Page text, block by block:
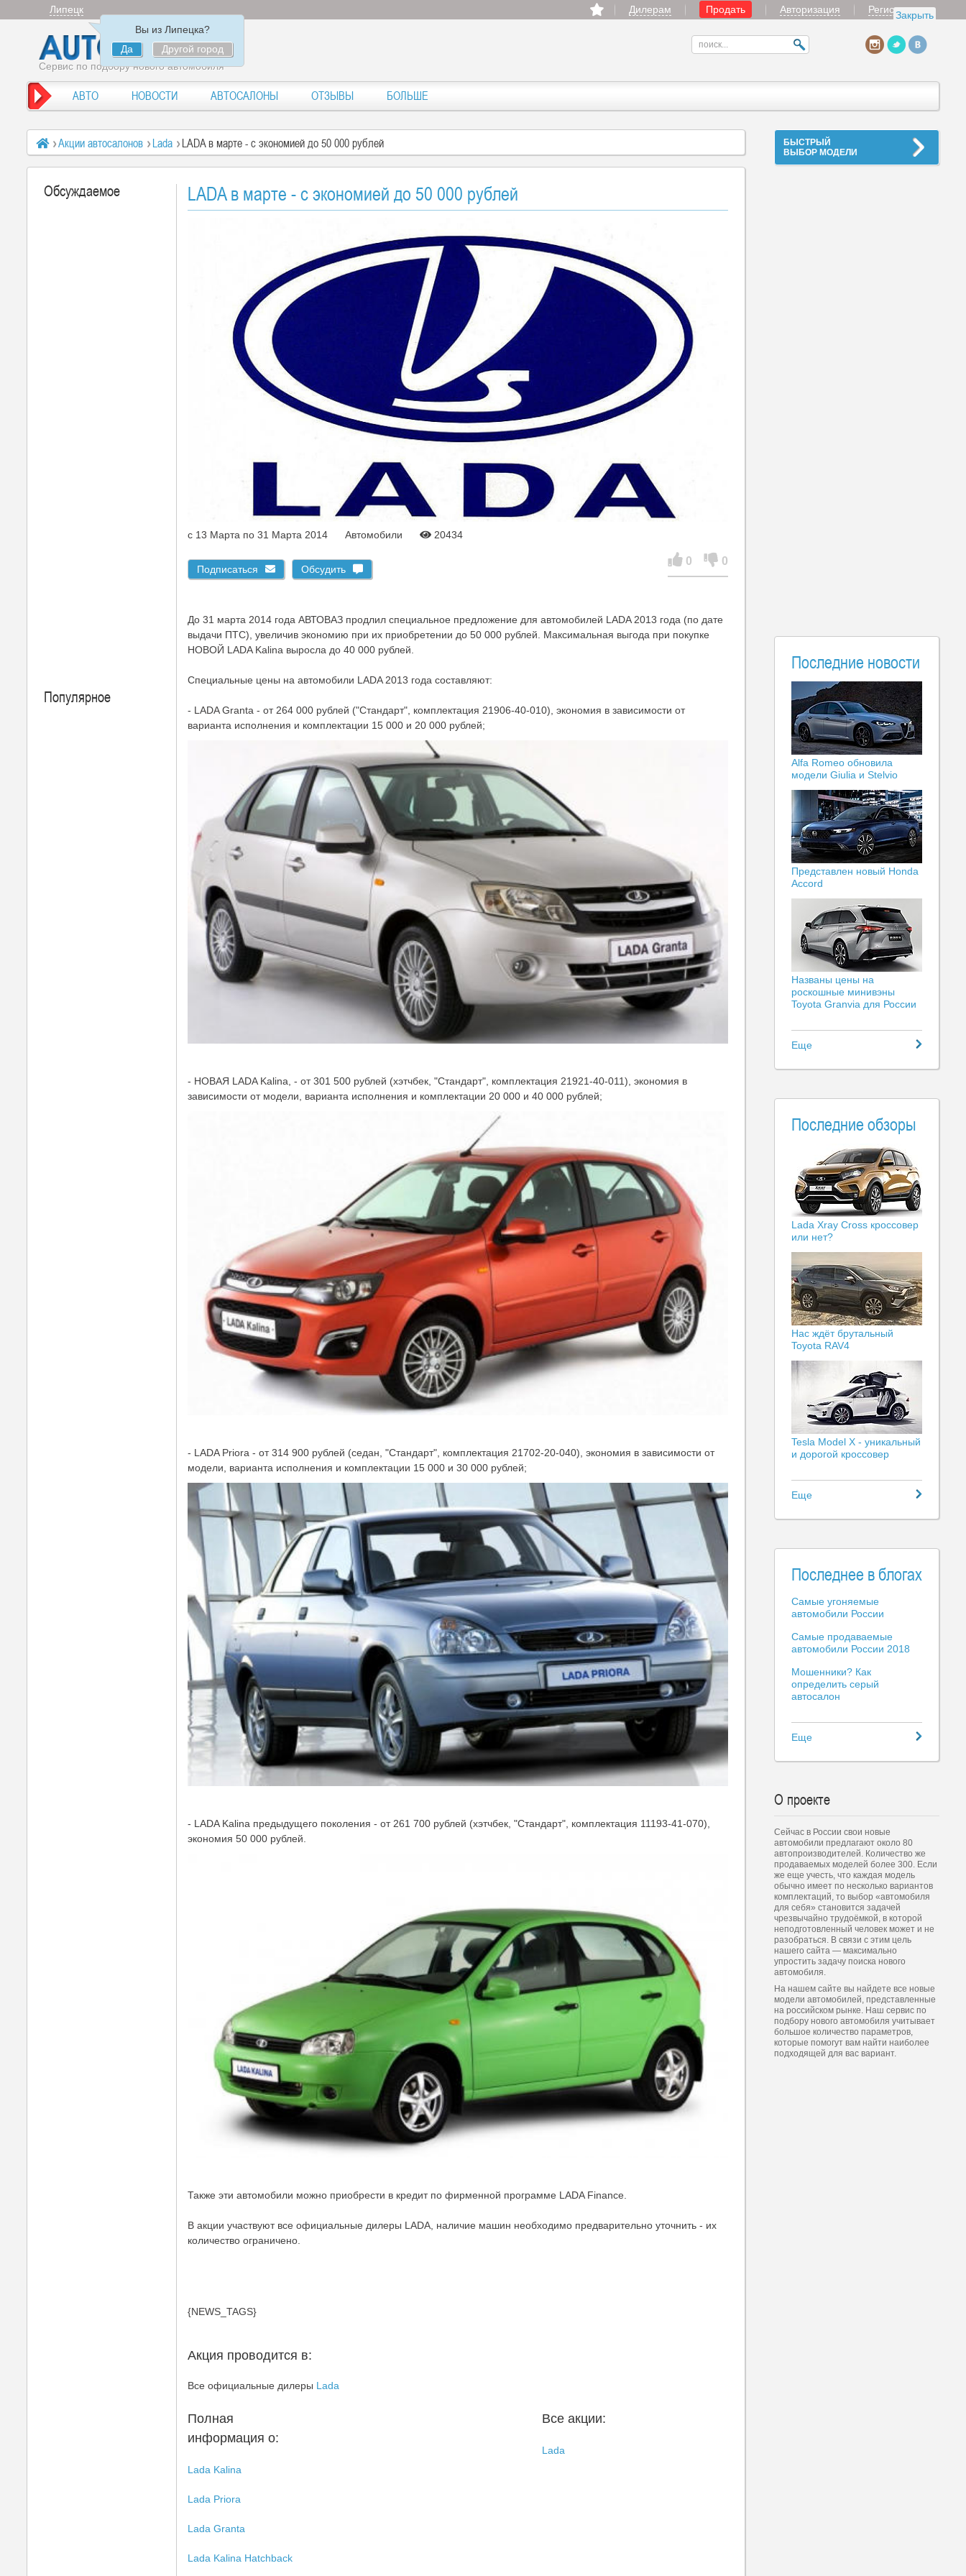
Закрыть
Липецк
Вы из Липецка?
Да
Другой город
Дилерам Продать Авторизация Регистрация
Сервис по подбору нового автомобиля
АВТО НОВОСТИ АВТОСАЛОНЫ ОТЗЫВЫ БОЛЬШЕ
БЫСТРЫЙ
ВЫБОР МОДЕЛИ
Последние новости
Alfa Romeo обновила
модели Giulia и Stelvio
Представлен новый Honda
Accord
Названы цены на
роскошные минивэны
Toyota Granvia для России
Еще
Последние обзоры
Lada Xray Cross кроссовер
или нет?
Нас ждёт брутальный
Toyota RAV4
Tesla Model X - уникальный
и дорогой кроссовер
Еще
Последнее в блогах
Самые угоняемые
автомобили России
Самые продаваемые
автомобили России 2018
Мошенники? Как
определить серый
автосалон
Еще
О проекте
Сейчас в России свои новые
автомобили предлагают около 80
автопроизводителей. Количество же
продаваемых моделей более 300. Если
же еще учесть, что каждая модель
обычно имеет по несколько вариантов
комплектаций, то выбор «автомобиля
для себя» становится задачей
чрезвычайно трудоёмкой, в которой
неподготовленный человек может и не
разобраться. В связи с этим цель
нашего сайта — максимально
упростить задачу поиска нового
автомобиля.
На нашем сайте вы найдете все новые
модели автомобилей, представленные
на российском рынке. Наш сервис по
подбору нового автомобиля учитывает
большое количество параметров,
которые помогут вам найти наиболее
подходящей для вас вариант.
Акции автосалонов Lada LADA в марте - с экономией до 50 000 рублей
Обсуждаемое
Популярное
LADA в марте - с экономией до 50 000 рублей
c 13 Марта по 31 Марта 2014 Автомобили 20434
Подписаться Обсудить
0 0
До 31 марта 2014 года АВТОВАЗ продлил специальное предложение для автомобилей LADA 2013 года (по дате
выдачи ПТС), увеличив экономию при их приобретении до 50 000 рублей. Максимальная выгода при покупке
НОВОЙ LADA Kalina выросла до 40 000 рублей.
Специальные цены на автомобили LADA 2013 года составляют:
- LADA Granta - от 264 000 рублей ("Стандарт", комплектация 21906-40-010), экономия в зависимости от
варианта исполнения и комплектации 15 000 и 20 000 рублей;
- НОВАЯ LADA Kalina, - от 301 500 рублей (хэтчбек, "Стандарт", комплектация 21921-40-011), экономия в
зависимости от модели, варианта исполнения и комплектации 20 000 и 40 000 рублей;
- LADA Priora - от 314 900 рублей (седан, "Стандарт", комплектация 21702-20-040), экономия в зависимости от
модели, варианта исполнения и комплектации 15 000 и 30 000 рублей;
- LADA Kalina предыдущего поколения - от 261 700 рублей (хэтчбек, "Стандарт", комплектация 11193-41-070),
экономия 50 000 рублей.
Также эти автомобили можно приобрести в кредит по фирменной программе LADA Finance.
В акции участвуют все официальные дилеры LADA, наличие машин необходимо предварительно уточнить - их
количество ограничено.
{NEWS_TAGS}
Акция проводится в:
Все официальные дилеры Lada
Полная
информация о:
Lada Kalina
Lada Priora
Lada Granta
Lada Kalina Hatchback
Все акции:
Lada